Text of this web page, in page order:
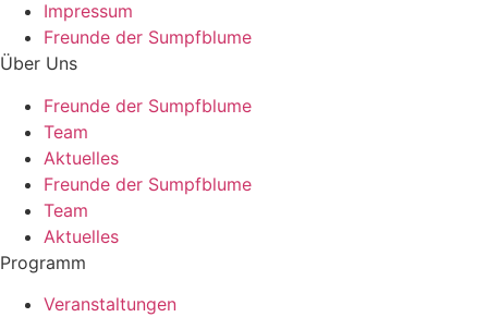
Impressum
Freunde der Sumpfblume
Über Uns
Freunde der Sumpfblume
Team
Aktuelles
Freunde der Sumpfblume
Team
Aktuelles
Programm
Veranstaltungen